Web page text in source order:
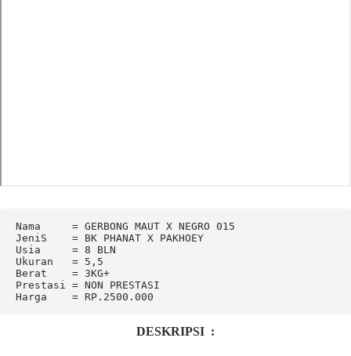
Nama     = GERBONG MAUT X NEGRO 015
JeniS    = BK PHANAT X PAKHOEY
Usia     = 8 BLN
Ukuran   = 5,5
Berat    = 3KG+
Prestasi = NON PRESTASI
Harga    = RP.2500.000
DESKRIPSI :